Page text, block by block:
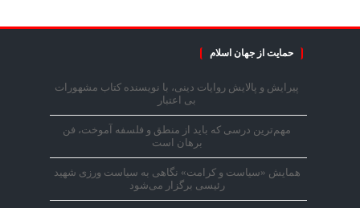
حمایت از جهان اسلام
پیرایش و پالایش روایات دینی، با نویسنده کتاب مشهورات
بی اعتبار
مهم‌ترین درسی که باید از منطق و فلسفه آموخت، فن
برهان است
همایش «سیاست و کرامت» نگاهی به سیاست ورزی شهید
رئیسی برگزار می‌شود